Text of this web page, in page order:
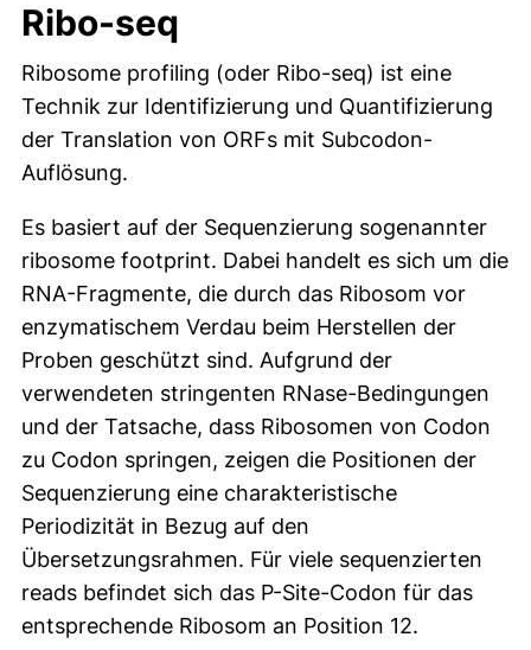
Ribo-seq
Ribosome profiling (oder Ribo-seq) ist eine
Technik zur Identifizierung und Quantifizierung
der Translation von ORFs mit Subcodon-
Auflösung.
Es basiert auf der Sequenzierung sogenannter
ribosome footprint. Dabei handelt es sich um die
RNA-Fragmente, die durch das Ribosom vor
enzymatischem Verdau beim Herstellen der
Proben geschützt sind. Aufgrund der
verwendeten stringenten RNase-Bedingungen
und der Tatsache, dass Ribosomen von Codon
zu Codon springen, zeigen die Positionen der
Sequenzierung eine charakteristische
Periodizität in Bezug auf den
Übersetzungsrahmen. Für viele sequenzierten
reads befindet sich das P-Site-Codon für das
entsprechende Ribosom an Position 12.